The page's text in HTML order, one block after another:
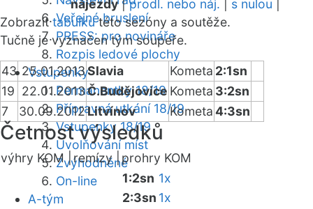
Veřejné bruslení
PRESS: pro novináře
Rozpis ledové plochy
Vstupenky
Permanentky 18/19
Přípravná utkání 18/19
Vstupenky 18/19
Uvolňování míst
Zvýhodněné
On-line
A-tým
nájezdy|prodl. nebo náj. s nulou
Zobrazittabulkutéto sezóny a soutěže.
Tučně je vyznačen tým soupeře.
43 25.01.2013Slavia Kometa 2:1sn
19 22.01.2013Č.Budějovice Kometa 3:2sn
7
30.09.2012Litvínov Kometa4:3sn
Četnost výsledků
výhry KOM |remízy |prohry KOM
1:2sn 1x
2:3sn 1x